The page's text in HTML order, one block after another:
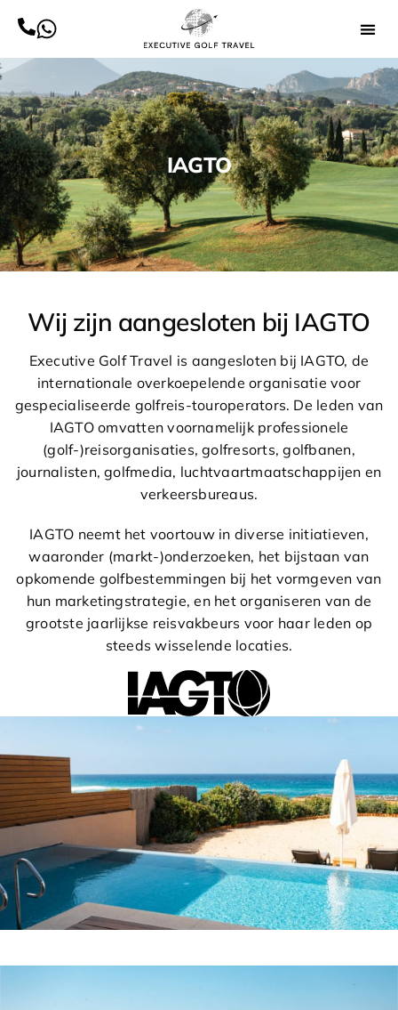
IAGTO
Wij zijn aangesloten bij IAGTO
Executive Golf Travel is aangesloten bij IAGTO, de
internationale overkoepelende organisatie voor
gespecialiseerde golfreis-touroperators. De leden van
IAGTO omvatten voornamelijk professionele
(golf-)reisorganisaties, golfresorts, golfbanen,
journalisten, golfmedia, luchtvaartmaatschappijen en
verkeersbureaus.
IAGTO neemt het voortouw in diverse initiatieven,
waaronder (markt-)onderzoeken, het bijstaan van
opkomende golfbestemmingen bij het vormgeven van
hun marketingstrategie, en het organiseren van de
grootste jaarlijkse reisvakbeurs voor haar leden op
steeds wisselende locaties.